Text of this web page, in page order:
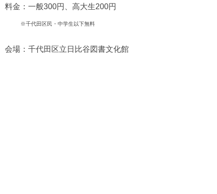
料金：一般300円、高大生200円
※千代田区民・中学生以下無料
会場：千代田区立日比谷図書文化館